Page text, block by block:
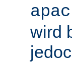
wird